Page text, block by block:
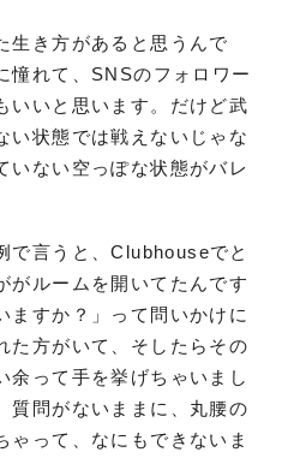
生き方があると思うんで
憧れて、SNSのフォロワー
いいと思います。だけど武
い状態では戦えないじゃな
いない空っぽな状態がバレ
で言うと、Clubhouseでと
がルームを開いてたんです
ますか？」って問いかけに
た方がいて、そしたらその
余って手を挙げちゃいまし
質問がないままに、丸腰の
ゃって、なにもできないま